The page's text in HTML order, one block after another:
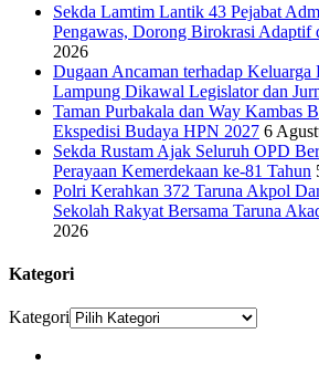
Sekda Lamtim Lantik 43 Pejabat
Pengawas, Dorong Birokrasi Adaptif
2026
Dugaan Ancaman terhadap Keluarga
Lampung Dikawal Legislator dan
Taman Purbakala dan Way Kambas
Ekspedisi Budaya HPN 2027 6
Sekda Rustam Ajak Seluruh OPD
Perayaan Kemerdekaan ke-81 Tahun
Polri Kerahkan 372 Taruna Akpol
Sekolah Rakyat Bersama Taruna
2026
Kategori
Kategori